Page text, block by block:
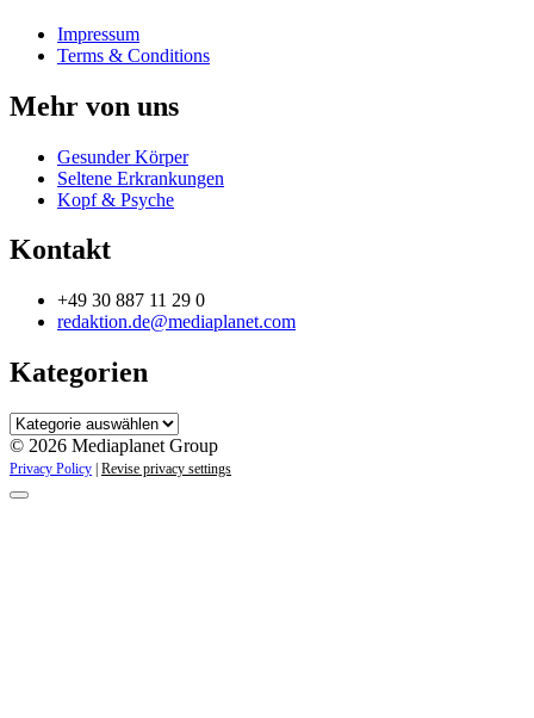
Impressum
Terms & Conditions
Mehr von uns
Gesunder Körper
Seltene Erkrankungen
Kopf & Psyche
Kontakt
+49 30 887 11 29 0
redaktion.de@mediaplanet.com
Kategorien
Kategorien
© 2026 Mediaplanet Group
Privacy Policy Revise privacy settings